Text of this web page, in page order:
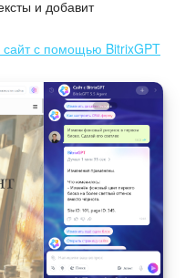
и добавит
сайт с помощью BitrixGPT